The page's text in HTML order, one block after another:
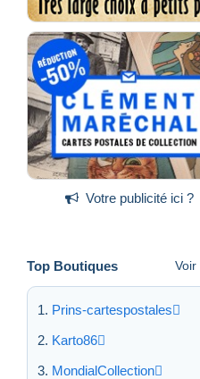
Votre publicité ici ?
Top Boutiques Voir
Prins-cartespostales
Karto86
MondialCollection